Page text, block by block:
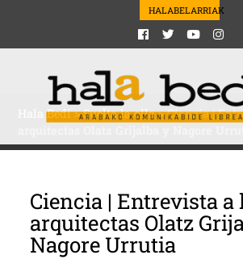
HALABELARRIAK
Hala Bedi>Suelta la olla>Ciencia |
Ciencia | Entrevista a
arquitectas Olatz
Nagore Urrutia